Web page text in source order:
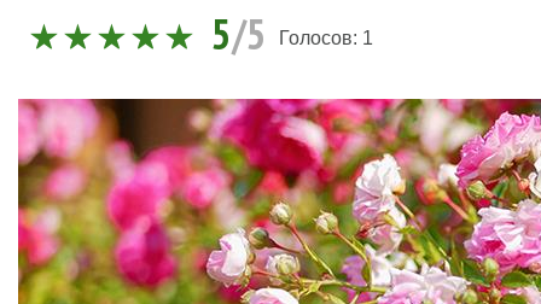
5/5 Голосов: 1